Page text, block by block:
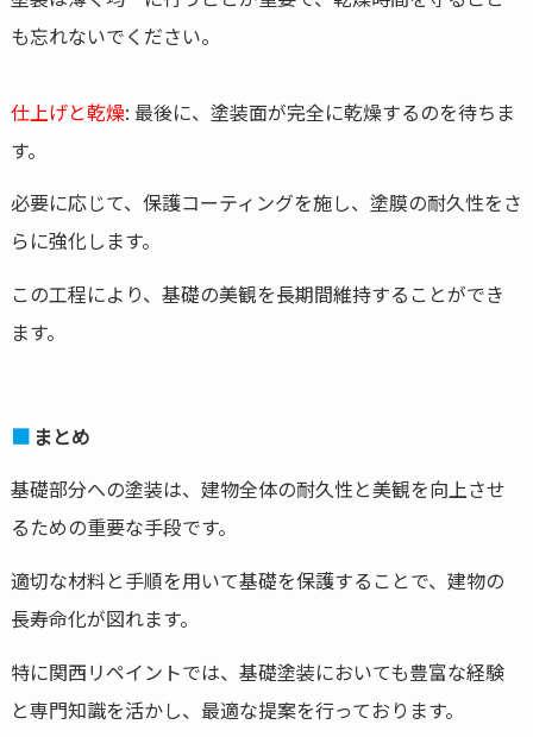
も忘れないでください。
仕上げと乾燥: 最後に、塗装面が完全に乾燥するのを待ちま
す。
必要に応じて、保護コーティングを施し、塗膜の耐久性をさ
らに強化します。
この工程により、基礎の美観を長期間維持することができ
ます。
まとめ
基礎部分への塗装は、建物全体の耐久性と美観を向上させ
るための重要な手段です。
適切な材料と手順を用いて基礎を保護することで、建物の
長寿命化が図れます。
特に関西リペイントでは、基礎塗装においても豊富な経験
と専門知識を活かし、最適な提案を行っております。